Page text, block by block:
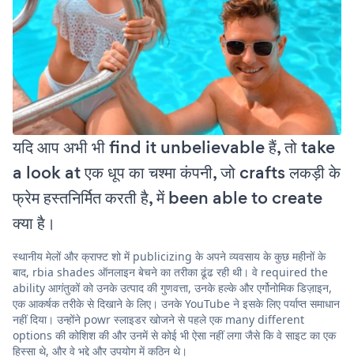
यदि आप अभी भी find it unbelievable हैं, तो take
a look at एक धूप का चश्मा कंपनी, जो crafts लकड़ी के
फ्रेम हस्तनिर्मित करती है, में been able to create
क्या है।
स्थानीय मेलों और क्राफ्ट शो में publicizing के अपने व्यवसाय के कुछ महीनों के
बाद, rbia shades ऑनलाइन बेचने का तरीका ढूंढ रही थी। वे required the
ability आगंतुकों को उनके उत्पाद की गुणवत्ता, उनके हल्के और एर्गोनोमिक डिज़ाइन,
एक आकर्षक तरीके से दिखाने के लिए। उनके YouTube ने इसके लिए पर्याप्त समाधान
नहीं दिया। उन्होंने powr स्लाइडर खोजने से पहले एक many different
options की कोशिश की और उनमें से कोई भी ऐसा नहीं लगा जैसे कि वे साइट का एक
हिस्सा थे, और वे भद्दे और उपयोग में कठिन थे।